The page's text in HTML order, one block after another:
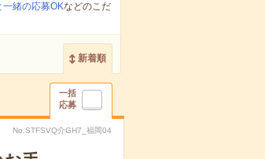
一緒の応募OKなどのこだ
新着順
一括
応募
No.STFSVQ介GH7_福岡04